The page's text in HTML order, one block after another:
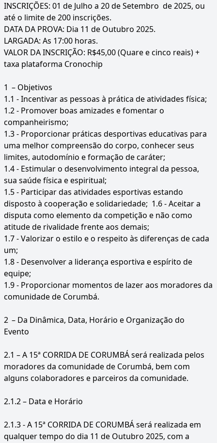
INSCRIÇÕES: 01 de Julho a 20 de Setembro de 2025, ou
até o limite de 200 inscrições.
DATA DA PROVA: Dia 11 de Outubro 2025.
LARGADA: As 17:00 horas.
VALOR DA INSCRIÇÃO: R$45,00 (Quare e cinco reais) +
taxa plataforma Cronochip
1 – Objetivos
1.1 - Incentivar as pessoas à prática de atividades física;
1.2 - Promover boas amizades e fomentar o
companheirismo;
1.3 - Proporcionar práticas desportivas educativas para
uma melhor compreensão do corpo, conhecer seus
limites, autodomínio e formação de caráter;
1.4 - Estimular o desenvolvimento integral da pessoa,
sua saúde física e espiritual;
1.5 - Participar das atividades esportivas estando
disposto à cooperação e solidariedade; 1.6 - Aceitar a
disputa como elemento da competição e não como
atitude de rivalidade frente aos demais;
1.7 - Valorizar o estilo e o respeito às diferenças de cada
um;
1.8 - Desenvolver a liderança esportiva e espírito de
equipe;
1.9 - Proporcionar momentos de lazer aos moradores da
comunidade de Corumbá.
2 – Da Dinâmica, Data, Horário e Organização do
Evento
2.1 – A 15ª CORRIDA DE CORUMBÁ será realizada pelos
moradores da comunidade de Corumbá, bem com
alguns colaboradores e parceiros da comunidade.
2.1.2 – Data e Horário
2.1.3 - A 15ª CORRIDA DE CORUMBÁ será realizada em
qualquer tempo do dia 11 de Outubro 2025, com a